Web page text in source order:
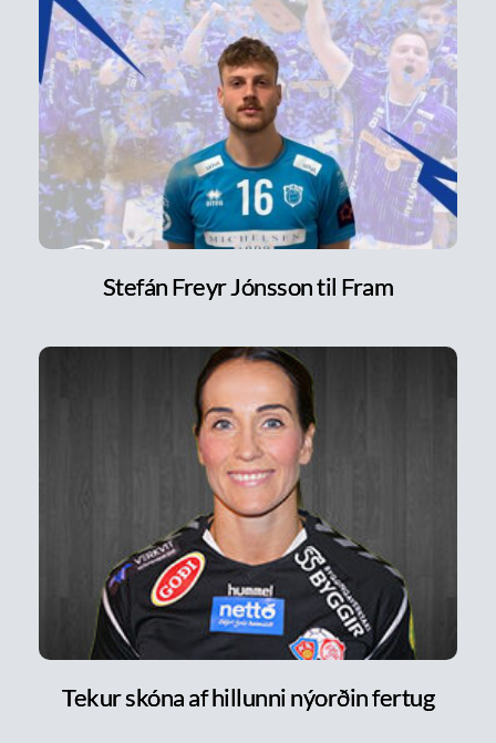
Stefán Freyr Jónsson til Fram
Tekur skóna af hillunni nýorðin fertug